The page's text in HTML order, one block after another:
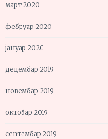
март 2020
фебруар 2020
јануар 2020
децембар 2019
новембар 2019
октобар 2019
септембар 2019